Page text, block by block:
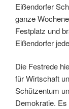
Eißendorfer
ganze
Festplatz und
Eißendorfer
Die Festrede
für Wirtschaft
Schützentum
Demokratie.